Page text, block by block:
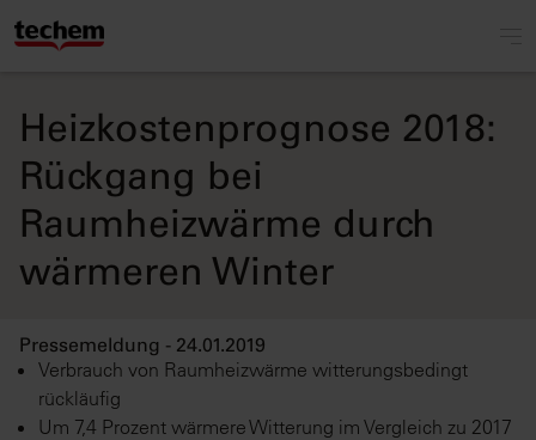
Heizkostenprognose 2018:
Rückgang bei
Raumheizwärme durch
wärmeren Winter
Pressemeldung - 24.01.2019
Verbrauch von Raumheizwärme witterungsbedingt
rückläufig
Um 7,4 Prozent wärmere Witterung im Vergleich zu 2017